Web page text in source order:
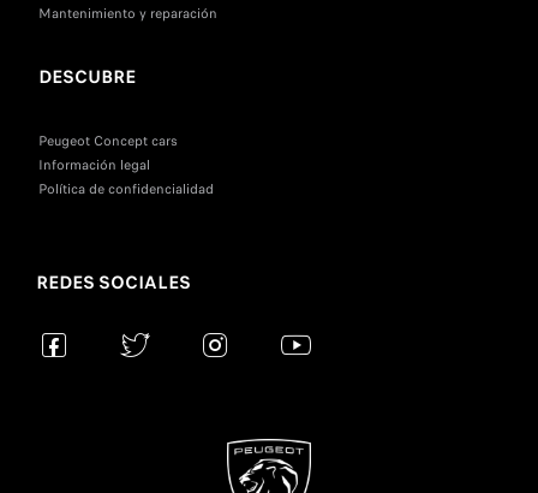
Mantenimiento y reparación
DESCUBRE
Peugeot Concept cars
Información legal
Política de confidencialidad
REDES SOCIALES